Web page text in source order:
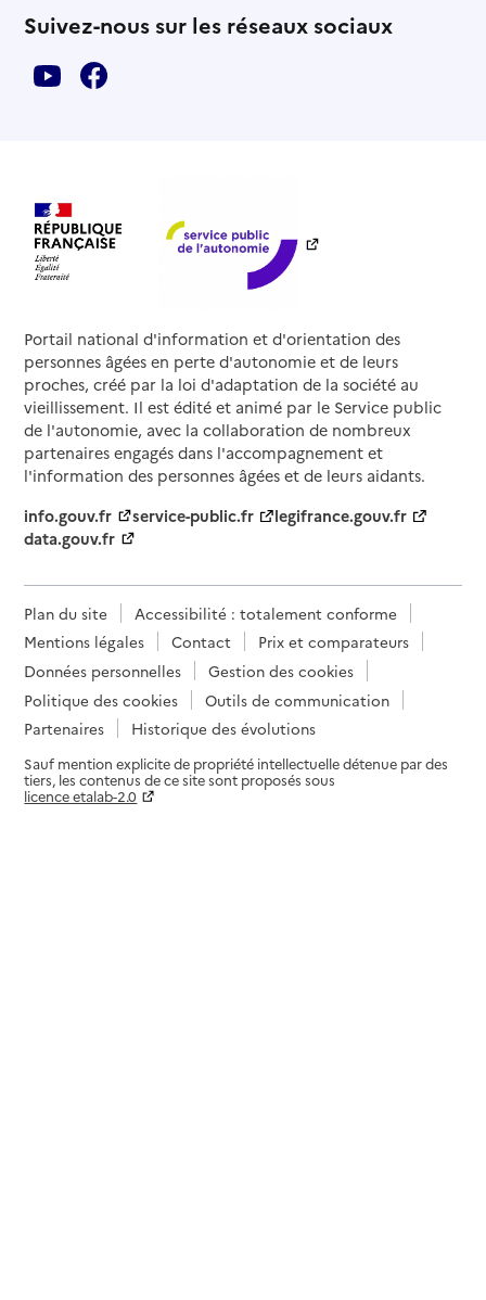
Suivez-nous sur les réseaux sociaux
Portail national d'information et d'orientation des
personnes âgées en perte d'autonomie et de leurs
proches, créé par la loi d'adaptation de la société au
vieillissement. Il est édité et animé par le Service public
de l'autonomie, avec la collaboration de nombreux
partenaires engagés dans l'accompagnement et
l'information des personnes âgées et de leurs aidants.
info.gouv.fr
service-public.fr
legifrance.gouv.fr
data.gouv.fr
Plan du site
Accessibilité : totalement conforme
Mentions légales
Contact
Prix et comparateurs
Données personnelles
Gestion des cookies
Politique des cookies
Outils de communication
Partenaires
Historique des évolutions
Sauf mention explicite de propriété intellectuelle détenue par des
tiers, les contenus de ce site sont proposés sous
licence etalab-2.0